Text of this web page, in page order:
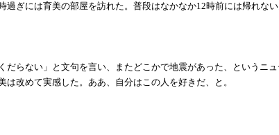
ぎには育美の部屋を訪れた。普段はなかなか12時前には帰れな
らない」と文句を言い、またどこかで地震があった、というニュ
改めて実感した。ああ、自分はこの人を好きだ、と。